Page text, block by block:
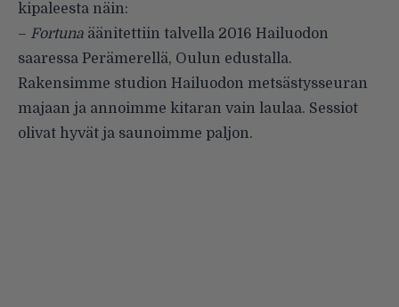
kipaleesta näin:
– Fortuna äänitettiin talvella 2016 Hailuodon
saaressa Perämerellä, Oulun edustalla.
Rakensimme studion Hailuodon metsästysseuran
majaan ja annoimme kitaran vain laulaa. Sessiot
olivat hyvät ja saunoimme paljon.